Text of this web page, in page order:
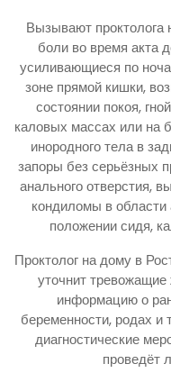
Вызывают проктолога
боли во время акта
усиливающиеся по
зоне прямой кишки,
состоянии покоя,
каловых массах или на
инородного тела в
запоры без серьёзных
анального отверстия,
кондиломы в
положении сидя,
Проктолог на дому в
уточнит
информацию о
беременности, родах
диагностические
проведёт